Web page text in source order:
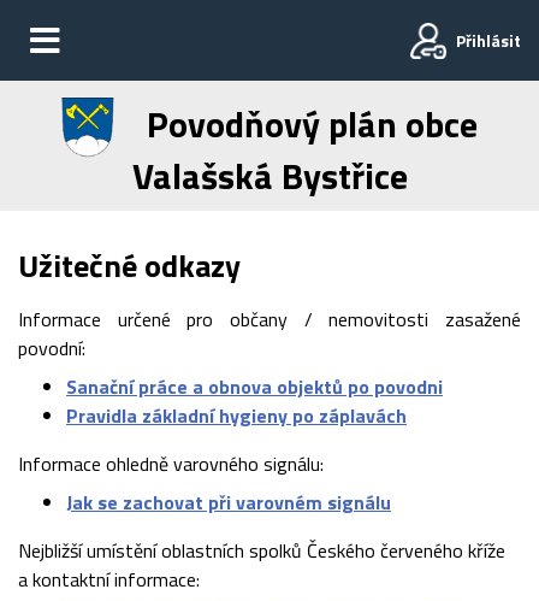
Přihlásit
Povodňový plán obce
Valašská Bystřice
Užitečné odkazy
Informace určené pro občany / nemovitosti zasažené
povodní:
Sanační práce a obnova objektů po povodni
Pravidla základní hygieny po záplavách
Informace ohledně varovného signálu:
Jak se zachovat při varovném signálu
Nejbližší umístění oblastních spolků Českého červeného kříže
a kontaktní informace: